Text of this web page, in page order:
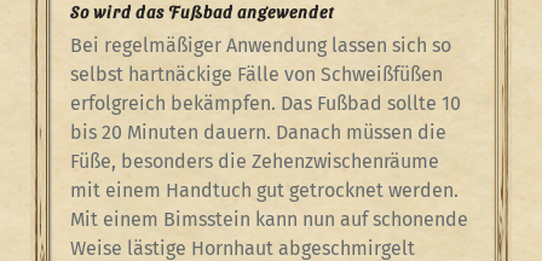
So wird das Fußbad angewendet
Bei regelmäßiger Anwendung lassen sich so
selbst hartnäckige Fälle von Schweißfüßen
erfolgreich bekämpfen. Das Fußbad sollte 10
bis 20 Minuten dauern. Danach müssen die
Füße, besonders die Zehenzwischenräume
mit einem Handtuch gut getrocknet werden.
Mit einem Bimsstein kann nun auf schonende
Weise lästige Hornhaut abgeschmirgelt